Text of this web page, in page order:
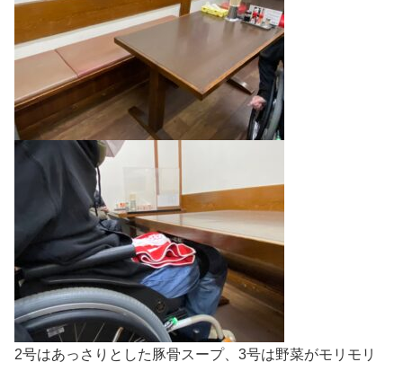
2号はあっさりとした豚骨スープ、3号は野菜がモリモリ